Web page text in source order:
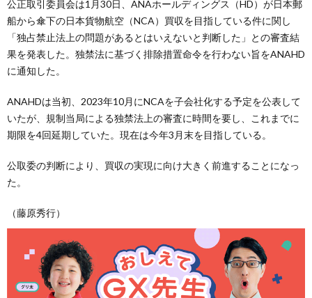
公正取引委員会は1月30日、ANAホールディングス（HD）が日本郵
船から傘下の日本貨物航空（NCA）買収を目指している件に関し
「独占禁止法上の問題があるとはいえないと判断した」との審査結
果を発表した。独禁法に基づく排除措置命令を行わない旨をANAHD
に通知した。
ANAHDは当初、2023年10月にNCAを子会社化する予定を公表して
いたが、規制当局による独禁法上の審査に時間を要し、これまでに
期限を4回延期していた。現在は今年3月末を目指している。
公取委の判断により、買収の実現に向け大きく前進することになっ
た。
（藤原秀行）